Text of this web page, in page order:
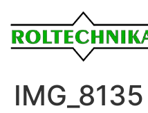
IMG_8135